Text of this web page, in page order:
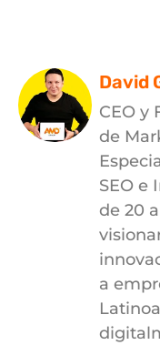
David
CEO y
de
SEO e
de 20
a